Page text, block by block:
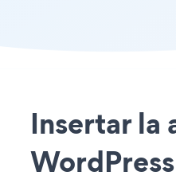
Insertar la